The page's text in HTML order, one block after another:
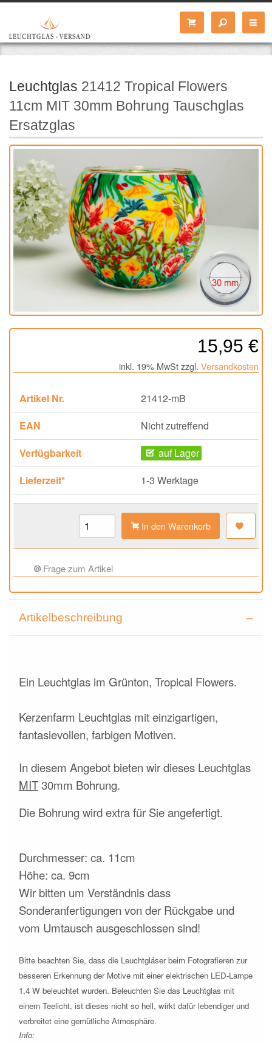
Leuchtglas 21412 Tropical Flowers
11cm MIT 30mm Bohrung Tauschglas
Ersatzglas
15,95 €
inkl. 19% MwSt zzgl. Versandkosten
Artikel Nr.
21412-mB
EAN
Nicht zutreffend
Verfügbarkeit
auf Lager
Lieferzeit*
1-3 Werktage
In den Warenkorb
Frage zum Artikel
Artikelbeschreibung
Ein Leuchtglas im Grünton, Tropical Flowers.
Kerzenfarm Leuchtglas mit einzigartigen,
fantasievollen, farbigen Motiven.
In diesem Angebot bieten wir dieses Leuchtglas
MIT30mm Bohrung.
Die Bohrung wird extra für Sie angefertigt.
Durchmesser: ca. 11cm
Höhe: ca. 9cm
Wir bitten um Verständnis dass
Sonderanfertigungen von der Rückgabe und
vom Umtausch ausgeschlossen sind!
Bitte beachten Sie, dass die Leuchtgläser beim Fotografieren zur
besseren Erkennung der Motive mit einer elektrischen LED-Lampe
1,4 W beleuchtet wurden. Beleuchten Sie das Leuchtglas mit
einem Teelicht, ist dieses nicht so hell, wirkt dafür lebendiger und
verbreitet eine gemütliche Atmosphäre.
Info: